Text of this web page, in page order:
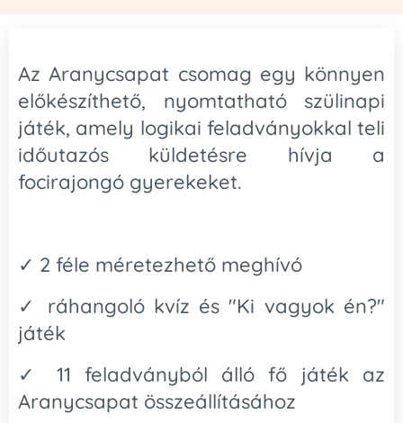
Az Aranycsapat csomag egy könnyen
előkészíthető, nyomtatható szülinapi
játék, amely logikai feladványokkal teli
időutazós küldetésre hívja a
focirajongó gyerekeket.
✓ 2 féle méretezhető meghívó
✓ ráhangoló kvíz és "Ki vagyok én?"
játék
✓ 11 feladványból álló fő játék az
Aranycsapat összeállításához